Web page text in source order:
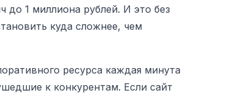
до 1 миллиона рублей. И это без
куда сложнее, чем
ресурса каждая минута
к конкурентам. Если сайт